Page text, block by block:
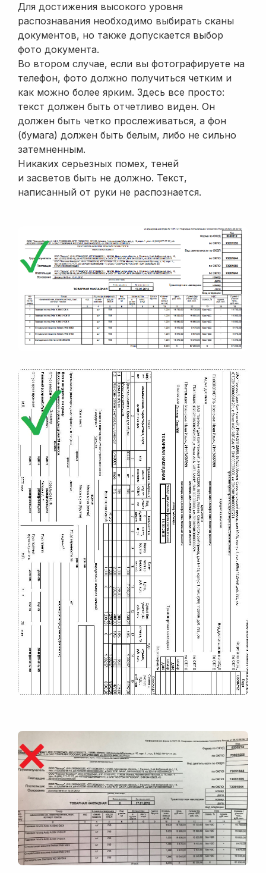
продажах
Заказ на
внутреннее
потребление
-
Приобретение
услуг прочих
активов
Комплектация
номенклатуры
- -
Выпуск
продукции
Отчет
-
Ввод остатков
товаров
- - -
Передача
товаров между
организациями
-
Передача
материалов в
- -
Расход
материалов
- -
Для достижения высокого уровня
распознавания необходимо выбирать сканы
документов, но также допускается выбор
фото документа.
Во втором случае, если вы фотографируете на
телефон, фото должно получиться четким и
как можно более ярким. Здесь все просто:
текст должен быть отчетливо виден. Он
должен быть четко прослеживаться, а фон
(бумага) должен быть белым, либо не сильно
затемненным.
Никаких серьезных помех, теней
и засветов быть не должно. Текст,
написанный от руки не распознается.